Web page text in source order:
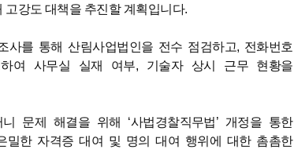
강도 대책을 추진할 계획입니다.
사를 통해 산림사업법인을 전수 점검하고, 전화번호
여 사무실 실재 여부, 기술자 상시 근무 현황을
니 문제 해결을 위해 ‘사법경찰직무법’ 개정을 통한
밀한 자격증 대여 및 명의 대여 행위에 대한 촘촘한